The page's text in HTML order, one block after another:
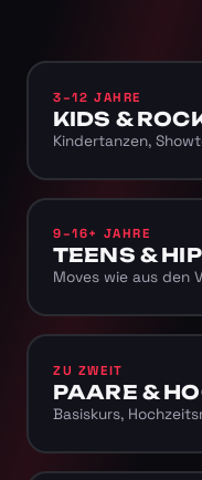
3–12 JAHRE
KIDS &
Kindertanzen,
9–16+ JAHRE
TEENS &
Moves wie aus den
ZU ZWEIT
PAARE &
Basiskurs,